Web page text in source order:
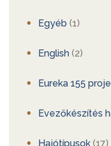
Egyéb (1)
English (2)
Eureka 155
Evezőkészítés
Hajótípusok (17)